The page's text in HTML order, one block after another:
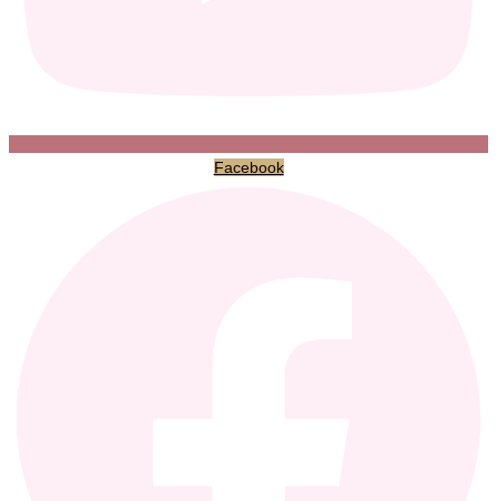
Facebook